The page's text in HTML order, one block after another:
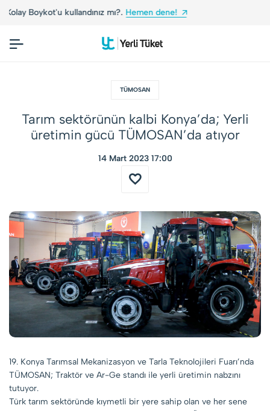
Yerli Tüketiciler, Yerli Markalarla Buluşuyor!
TÜMOSAN
Tarım sektörünün kalbi Konya’da; Yerli
üretimin gücü TÜMOSAN’da atıyor
14 Mart 2023 17:00
19. Konya Tarımsal Mekanizasyon ve Tarla Teknolojileri Fuarı’nda
TÜMOSAN; Traktör ve Ar-Ge standı ile yerli üretimin nabzını
tutuyor.
Türk tarım sektöründe kıymetli bir yere sahip olan ve her sene